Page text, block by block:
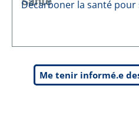
Décarboner la santé
Me tenir informé.e